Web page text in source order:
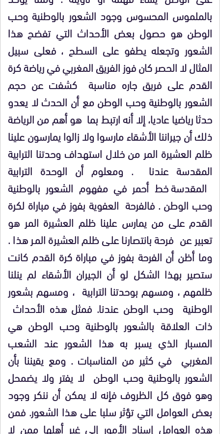
بالملموس المحسوس وجود الشعور بالوطنية وحب
الوطن هو حصول بعض الأحداث التي تفضح هذا
الشعور وتجعله يطفو على السطح ، فعلى سبيل
المثال لا الحصر كان فوز الفريق المغربي في رياضة كرة
القدم على فريق جاره مناسبة كشفت عن حجم
الشعور بالوطنية وحب الوطن مع أن الحدث لا يعدو
حدثا رياضيا عاديا، إلا أنه ارتبط بما هو أهم من الرياضة
ذلك أن جيراننا الأشقاء مارسوا ولا زالوا يمارسون علينا
ظلم العشيرة المر من خلال استهداف وحدتنا الترابية
المقدسة عندنا
. ومعلوم أن الوحدة الترابية
المقدسة خط أحمر في مفهوم الشعور بالوطنية
وحب الوطن . فالفرحة العفوية بفوز في مباراة لكرة
القدم على من يمارس علينا ظلم العشيرة المر هو
تعبير عن فرحة بانتصارنا على ظلم العشيرة المر هذا .
وما أظن أن الفرحة بفوز في مباراة كرة القدم كانت
ستصير بهذا الشكل لو أن الجيران الأشقاء لم ينلنا
ظلمهم ، ومسهم بوحدتنا الترابية ، ومسهم بشعور
الوطنية وحب الوطن عندنا. فمثل هذه الأحداث
ذات العلاقة بالشعور بالوطنية وحب الوطن هي
المسبار الذي يسبر به هذا الشعور عند الشعب
المغربي في كثير من المناسبات . ومع يقيننا بأن
الشعور بالوطنية وحب الوطن لا يفتر ولا يضمحل
وهو فوق كل الظروف فإنه لا يمكن أن ننكر وجود
بعض العوامل التي تؤثر سلبا على هذا الشعور. فمن
هذه العوامل إسناد الأمور إلى غير أهلها ممن لا